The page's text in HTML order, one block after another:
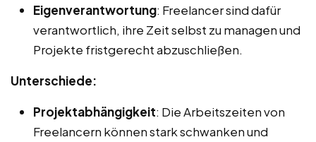
Eigenverantwortung: Freelancer sind dafür
verantwortlich, ihre Zeit selbst zu managen und
Projekte fristgerecht abzuschließen.
Unterschiede:
Projektabhängigkeit: Die Arbeitszeiten von
Freelancern können stark schwanken und